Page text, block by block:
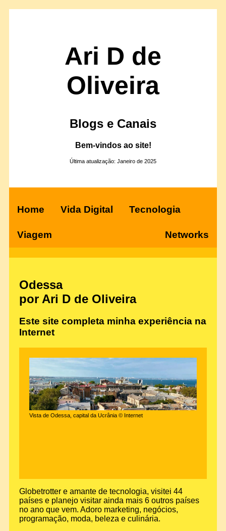
Ari D de
Oliveira
Blogs e Canais
Bem-vindos ao site!
Última atualização: Janeiro de 2025
Home Vida Digital Tecnologia
Viagem Networks
Odessa
por Ari D de Oliveira
Este site completa minha experiência na
Internet
Vista de Odessa, capital da Ucrânia © Internet
Globetrotter e amante de tecnologia, visitei 44
países e planejo visitar ainda mais 6 outros países
no ano que vem. Adoro marketing, negócios,
programação, moda, beleza e culinária.